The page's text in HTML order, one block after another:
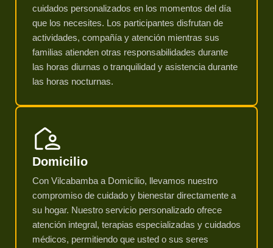
cuidados personalizados en los momentos del día
que los necesites. Los participantes disfrutan de
actividades, compañía y atención mientras sus
familias atienden otras responsabilidades durante
las horas diurnas o tranquilidad y asistencia durante
las horas nocturnas.
Domicilio
Con Vilcabamba a Domicilio, llevamos nuestro
compromiso de cuidado y bienestar directamente a
su hogar. Nuestro servicio personalizado ofrece
atención integral, terapias especializadas y cuidados
médicos, permitiendo que usted o sus seres